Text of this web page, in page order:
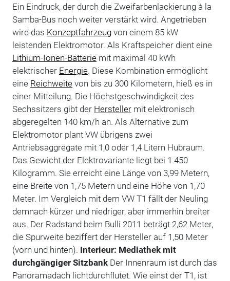
Ein Eindruck, der durch die Zweifarbenlackierung à la
Samba-Bus noch weiter verstärkt wird. Angetrieben
wird das Konzeptfahrzeugvon einem 85 kW
leistenden Elektromotor. Als Kraftspeicher dient eine
Lithium-Ionen-Batteriemit maximal 40 kWh
elektrischer Energie. Diese Kombination ermöglicht
eine Reichweitevon bis zu 300 Kilometern, hieß es in
einer Mitteilung. Die Höchstgeschwindigkeit des
Sechssitzers gibt der Herstellermit elektronisch
abgeregelten 140 km/h an. Als Alternative zum
Elektromotor plant VW übrigens zwei
Antriebsaggregate mit 1,0 oder 1,4 Litern Hubraum.
Das Gewicht der Elektrovariante liegt bei 1.450
Kilogramm. Sie erreicht eine Länge von 3,99 Metern,
eine Breite von 1,75 Metern und eine Höhe von 1,70
Meter. Im Vergleich mit dem VW T1 fällt der Neuling
demnach kürzer und niedriger, aber immerhin breiter
aus. Der Radstand beim Bulli 2011 beträgt 2,62 Meter,
die Spurweite beziffert der Hersteller auf 1,50 Meter
(vorn und hinten). Interieur: Mediathek mit
durchgängiger SitzbankDer Innenraum ist durch das
Panoramadach lichtdurchflutet. Wie einst der T1, ist